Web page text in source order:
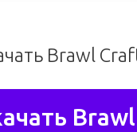
Brawl